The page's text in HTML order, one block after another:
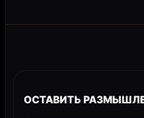
ОСТАВИТЬ